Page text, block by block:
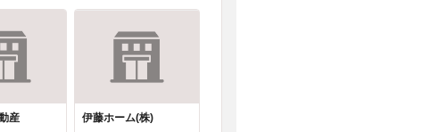
産 伊藤ホーム(株)